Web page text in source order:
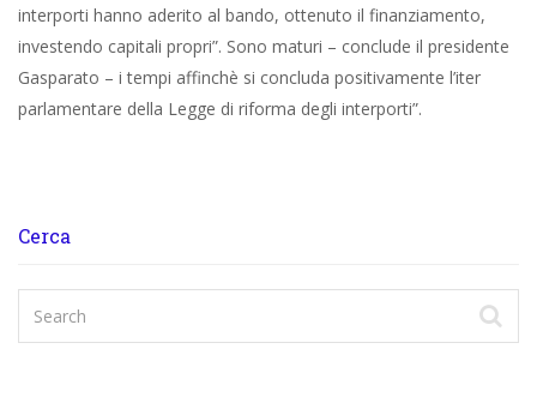
interporti hanno aderito al bando, ottenuto il finanziamento,
investendo capitali propri”. Sono maturi – conclude il presidente
Gasparato – i tempi affinchè si concluda positivamente l’iter
parlamentare della Legge di riforma degli interporti”.
Cerca